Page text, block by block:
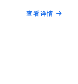
查看详情